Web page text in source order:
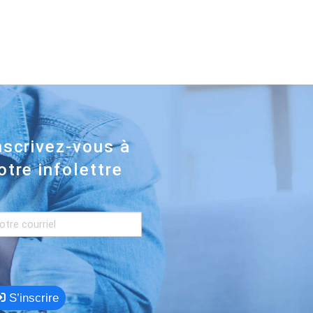
vous à
infolettre
S’inscrire